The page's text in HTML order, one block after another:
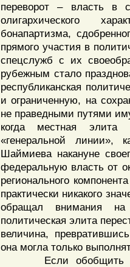
переворот – власть в
олигархического
бонапартизма,
прямого участия в
спецслужб с их
рубежным стало
республиканская
и ограниченную, на
не праведными путями
когда местная элита
«генеральной
Шаймиева накануне
федеральную власть от
регионального
практически никакого
обращал внимания на
политическая элита
величина,
она могла только
Если обобщить